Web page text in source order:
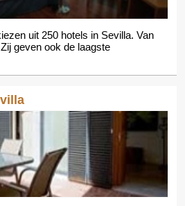
uit 250 hotels in Sevilla. Van
geven ook de laagste